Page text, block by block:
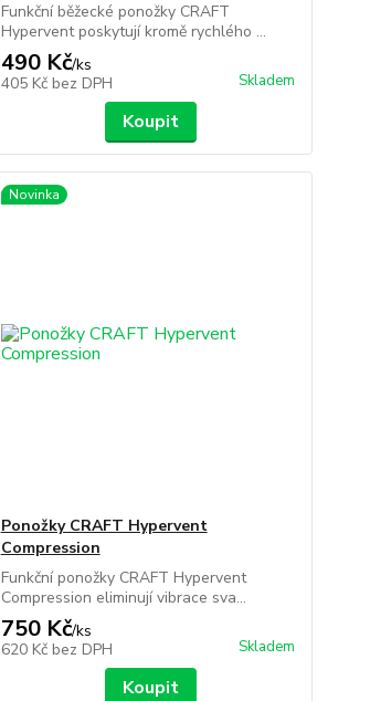
Funkční běžecké ponožky CRAFT
Hypervent poskytují kromě rychlého ...
490 Kč/ks
405 Kč bez DPH Skladem
Koupit
Novinka
Ponožky CRAFT Hypervent
Compression
Funkční ponožky CRAFT Hypervent
Compression eliminují vibrace sva...
750 Kč/ks
620 Kč bez DPH Skladem
Koupit